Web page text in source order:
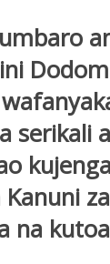
serikali
na